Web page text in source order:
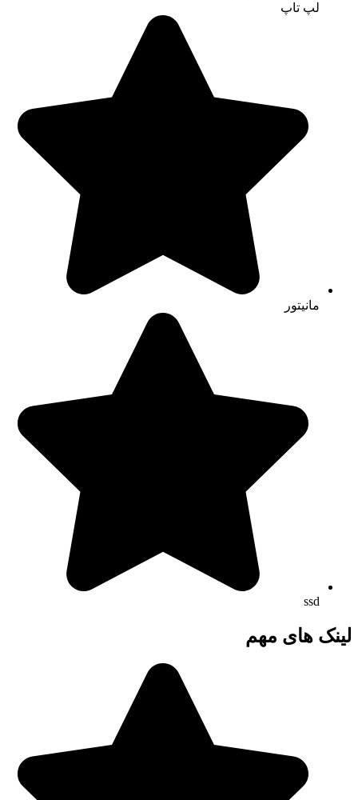
لپ تاپ
مانیتور
ssd
لینک های مهم